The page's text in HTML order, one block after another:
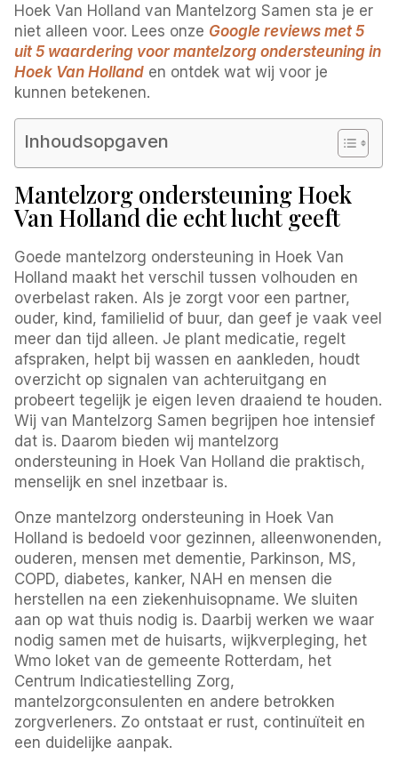
Hoek Van Holland van Mantelzorg Samen sta je er
niet alleen voor. Lees onze Google reviews met 5
uit 5 waardering voor mantelzorg ondersteuning in
Hoek Van Holland en ontdek wat wij voor je
kunnen betekenen.
Inhoudsopgaven
Mantelzorg ondersteuning Hoek
Van Holland die echt lucht geeft
Goede mantelzorg ondersteuning in Hoek Van
Holland maakt het verschil tussen volhouden en
overbelast raken. Als je zorgt voor een partner,
ouder, kind, familielid of buur, dan geef je vaak veel
meer dan tijd alleen. Je plant medicatie, regelt
afspraken, helpt bij wassen en aankleden, houdt
overzicht op signalen van achteruitgang en
probeert tegelijk je eigen leven draaiend te houden.
Wij van Mantelzorg Samen begrijpen hoe intensief
dat is. Daarom bieden wij mantelzorg
ondersteuning in Hoek Van Holland die praktisch,
menselijk en snel inzetbaar is.
Onze mantelzorg ondersteuning in Hoek Van
Holland is bedoeld voor gezinnen, alleenwonenden,
ouderen, mensen met dementie, Parkinson, MS,
COPD, diabetes, kanker, NAH en mensen die
herstellen na een ziekenhuisopname. We sluiten
aan op wat thuis nodig is. Daarbij werken we waar
nodig samen met de huisarts, wijkverpleging, het
Wmo loket van de gemeente Rotterdam, het
Centrum Indicatiestelling Zorg,
mantelzorgconsulenten en andere betrokken
zorgverleners. Zo ontstaat er rust, continuïteit en
een duidelijke aanpak.